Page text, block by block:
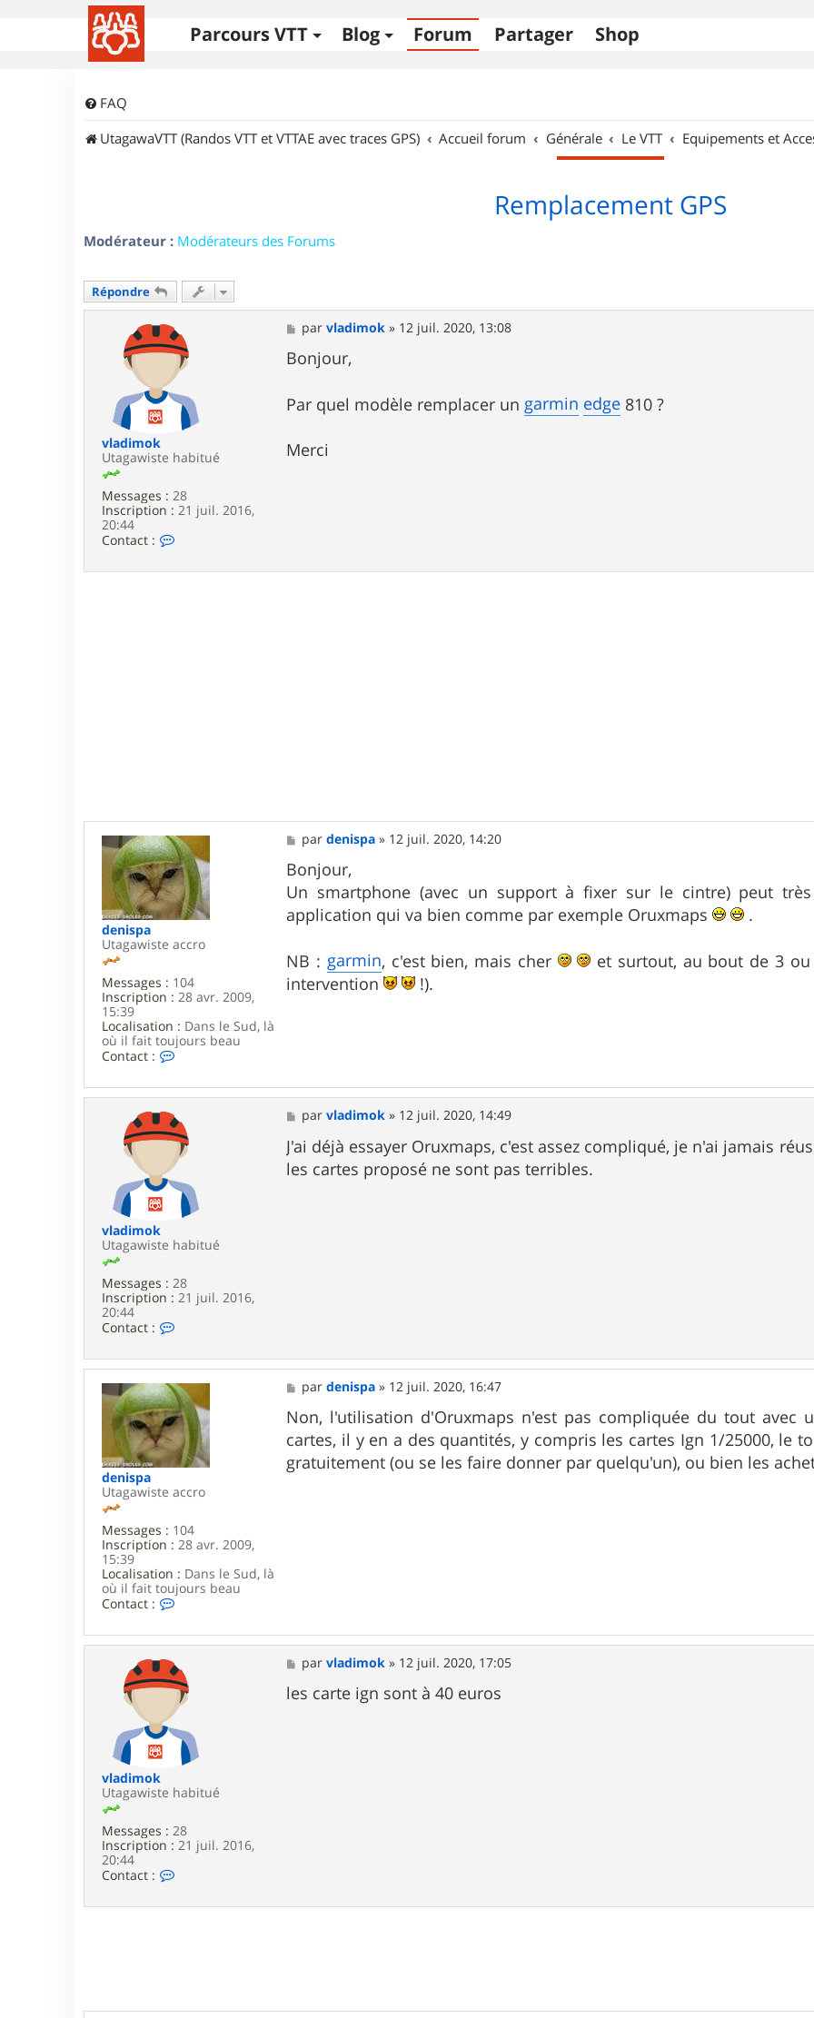
Parcours VTT Blog Forum Partager Shop
FAQ
UtagawaVTT (Randos VTT et VTTAE avec traces GPS)
Accueil forum Générale Le VTT Equipements et
Remplacement GPS
Modérateur : Modérateurs des Forums
Répondre
vladimok
Utagawiste habitué
Messages : 28
Inscription : 21 juil. 2016,
20:44
Contact :
M
e
s
s
g
e
parvladimok » 12 juil. 2020, 13:08
Bonjour,
Par quel modèle remplacer ungarmin edge 810 ?
Merci
denispa
Utagawiste accro
Messages : 104
Inscription : 28 avr. 2009,
15:39
Localisation : Dans le Sud, là
où il fait toujours beau
Contact :
C
n
t
c
t
e
d
e
n
s
M
e
s
s
a
g
e
pardenispa » 12 juil. 2020, 14:20
Bonjour,
Un smartphone (avec un support à fixer sur le cintre) peut
application qui va bien comme par exemple Oruxmaps
.
NB : garmin, c'est bien, mais cher
et surtout, au bout de 3 ou
intervention
!).
vladimok
Utagawiste habitué
Messages : 28
Inscription : 21 juil. 2016,
20:44
Contact :
t
a
c
t
e
r
v
l
a
d
m
o
M
e
s
s
a
parvladimok » 12 juil. 2020, 14:49
J'ai déjà essayer Oruxmaps, c'est assez compliqué, je n'ai jamais
les cartes proposé ne sont pas terribles.
denispa
Utagawiste accro
Messages : 104
Inscription : 28 avr. 2009,
15:39
Localisation : Dans le Sud, là
où il fait toujours beau
Contact :
C
n
t
c
t
e
d
e
n
s
M
e
s
s
a
g
e
pardenispa » 12 juil. 2020, 16:47
Non, l'utilisation d'Oruxmaps n'est pas compliquée du tout avec
cartes, il y en a des quantités, y compris les cartes Ign 1/25000, le
gratuitement (ou se les faire donner par quelqu'un), ou bien les
vladimok
Utagawiste habitué
Messages : 28
Inscription : 21 juil. 2016,
20:44
Contact :
M
e
s
s
parvladimok » 12 juil. 2020, 17:05
les carte ign sont à 40 euros